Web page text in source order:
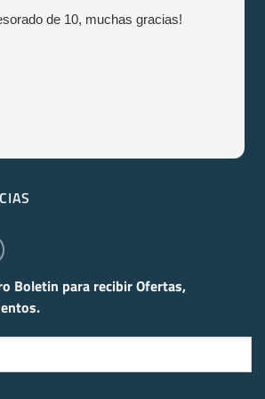
de 10, muchas gracias!
Boletin para recibirOfertas,